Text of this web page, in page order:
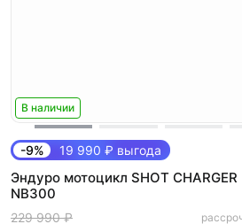
В наличии
-9% 19 990 ₽ выгода
Эндуро мотоцикл SHOT CHARGER
NB300
229 990 ₽